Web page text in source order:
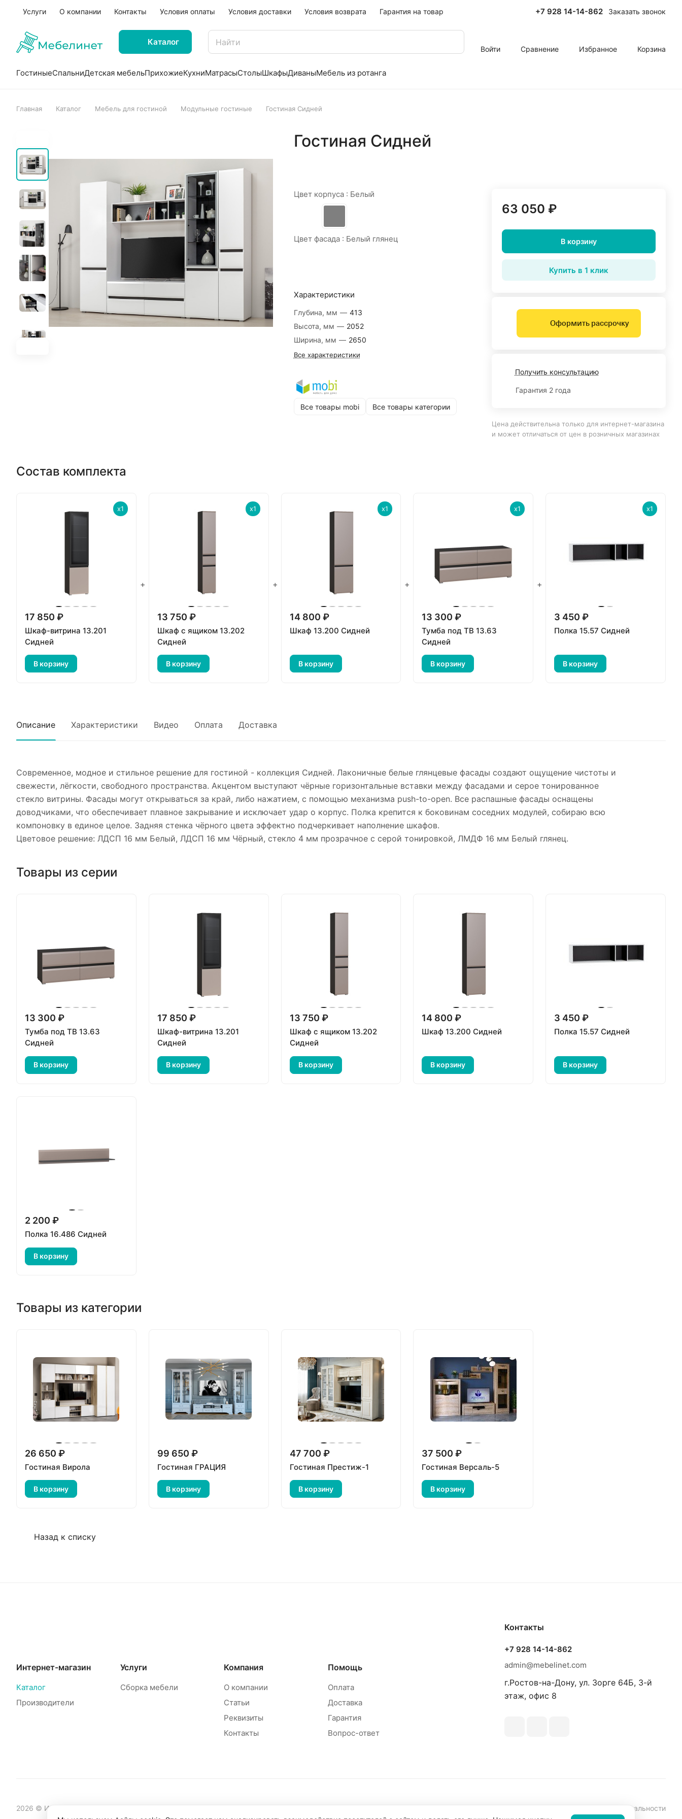
Услуги О компании Контакты Условия оплаты Условия доставки Условия возврата Гарантия на товар +7 928 14-14-862 Заказать звонок
Каталог
Войти Сравнение Избранное Корзина
ГостиныеСпальниДетская мебельПрихожиеКухниМатрасыСтолыШкафыДиваныМебель из ротанга
Главная Каталог Мебель для гостиной Модульные гостиные Гостиная Сидней
Гостиная Сидней
Цвет корпуса : Белый
Цвет фасада : Белый глянец
Характеристики
Глубина, мм — 413
Высота, мм — 2052
Ширина, мм — 2650
Все характеристики
Все товары mobi Все товары категории
63 050 ₽
В корзину
Купить в 1 клик
Оформить рассрочку
Получить консультацию
Гарантия 2 года
Цена действительна только для интернет-магазина
и может отличаться от цен в розничных магазинах
Состав комплекта
x1
+
17 850 ₽
Шкаф-витрина 13.201
Сидней
В корзину
x1
+
13 750 ₽
Шкаф с ящиком 13.202
Сидней
В корзину
x1
+
14 800 ₽
Шкаф 13.200 Сидней
В корзину
x1
+
13 300 ₽
Тумба под ТВ 13.63
Сидней
В корзину
x1
3 450 ₽
Полка 15.57 Сидней
В корзину
Описание Характеристики Видео Оплата Доставка
Современное, модное и стильное решение для гостиной - коллекция Сидней. Лаконичные белые глянцевые фасады создают ощущение чистоты и
свежести, лёгкости, свободного пространства. Акцентом выступают чёрные горизонтальные вставки между фасадами и серое тонированное
стекло витрины. Фасады могут открываться за край, либо нажатием, с помощью механизма push-to-open. Все распашные фасады оснащены
доводчиками, что обеспечивает плавное закрывание и исключает удар о корпус. Полка крепится к боковинам соседних модулей, собираю всю
компоновку в единое целое. Задняя стенка чёрного цвета эффектно подчеркивает наполнение шкафов.
Цветовое решение: ЛДСП 16 мм Белый, ЛДСП 16 мм Чёрный, стекло 4 мм прозрачное с серой тонировкой, ЛМДФ 16 мм Белый глянец.
Товары из серии
13 300 ₽
Тумба под ТВ 13.63
Сидней
В корзину
17 850 ₽
Шкаф-витрина 13.201
Сидней
В корзину
13 750 ₽
Шкаф с ящиком 13.202
Сидней
В корзину
14 800 ₽
Шкаф 13.200 Сидней
В корзину
3 450 ₽
Полка 15.57 Сидней
В корзину
2 200 ₽
Полка 16.486 Сидней
В корзину
Товары из категории
26 650 ₽
Гостиная Вирола
В корзину
99 650 ₽
Гостиная ГРАЦИЯ
В корзину
47 700 ₽
Гостиная Престиж-1
В корзину
37 500 ₽
Гостиная Версаль-5
В корзину
Назад к списку
Интернет-магазин
Каталог
Производители
Услуги
Сборка мебели
Компания
О компании
Статьи
Реквизиты
Контакты
Помощь
Оплата
Доставка
Гарантия
Вопрос-ответ
Контакты
+7 928 14-14-862
admin@mebelinet.com
г.Ростов-на-Дону, ул. Зорге 64Б, 3-й
этаж, офис 8
2026 © Интернет-магазин мебели Mebelinet
Политика конфиденциальности